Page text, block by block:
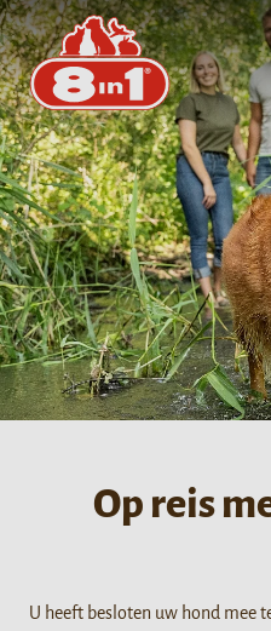
Op reis
U heeft besloten uw hond mee